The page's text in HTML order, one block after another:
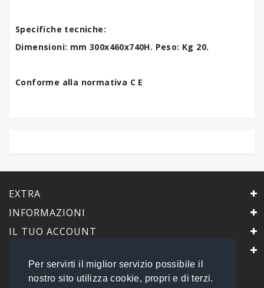
Per servirti il miglior servizio possibile il
nostro sito utilizza cookie, propri e di terzi.
Specifiche tecniche:
Dimensioni: mm 300x460x740H. Peso: Kg 20.
Conforme alla normativa C E
EXTRA
INFORMAZIONI
IL TUO ACCOUNT
PrimaScelta Point
è un marchio di